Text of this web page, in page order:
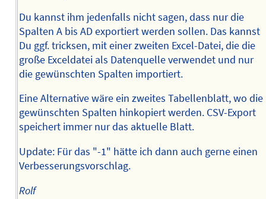
Du kannst ihm jedenfalls nicht sagen, dass nur die
Spalten A bis AD exportiert werden sollen. Das kannst
Du ggf. tricksen, mit einer zweiten Excel-Datei, die die
große Exceldatei als Datenquelle verwendet und nur
die gewünschten Spalten importiert.
Eine Alternative wäre ein zweites Tabellenblatt, wo die
gewünschten Spalten hinkopiert werden. CSV-Export
speichert immer nur das aktuelle Blatt.
Update: Für das "-1" hätte ich dann auch gerne einen
Verbesserungsvorschlag.
Rolf